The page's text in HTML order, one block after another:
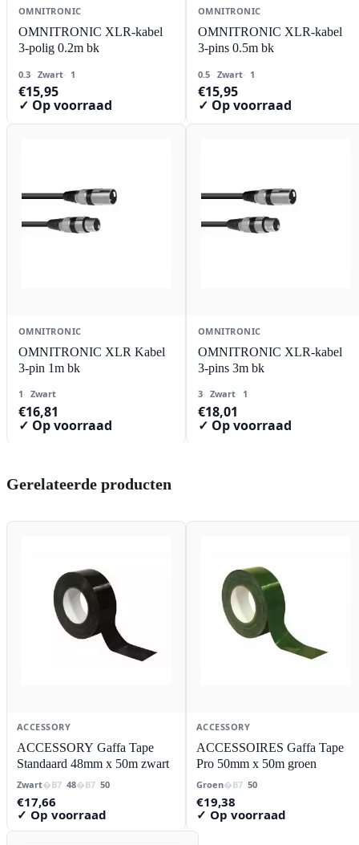
OMNITRONIC
OMNITRONIC XLR-kabel
3-polig 0.2m bk
0.3 Zwart 1
€15,95
✓ Op voorraad
OMNITRONIC
OMNITRONIC XLR-kabel
3-pins 0.5m bk
0.5 Zwart 1
€15,95
✓ Op voorraad
OMNITRONIC
OMNITRONIC XLR Kabel
3-pin 1m bk
1 Zwart
€16,81
✓ Op voorraad
OMNITRONIC
OMNITRONIC XLR-kabel
3-pins 3m bk
3 Zwart 1
€18,01
✓ Op voorraad
Gerelateerde producten
ACCESSORY
ACCESSORY Gaffa Tape
Standaard 48mm x 50m zwart
Zwart 48 50
€17,66
✓ Op voorraad
ACCESSORY
ACCESSOIRES Gaffa Tape
Pro 50mm x 50m groen
Groen 50
€19,38
✓ Op voorraad